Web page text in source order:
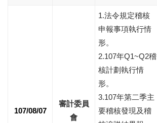
107/08/07
審計委員
會
1.法令規定稽核
申報事項執行情
形。
2.107年Q1~Q2稽
核計劃執行情
形。
3.107年第二季主
要稽核發現及稽